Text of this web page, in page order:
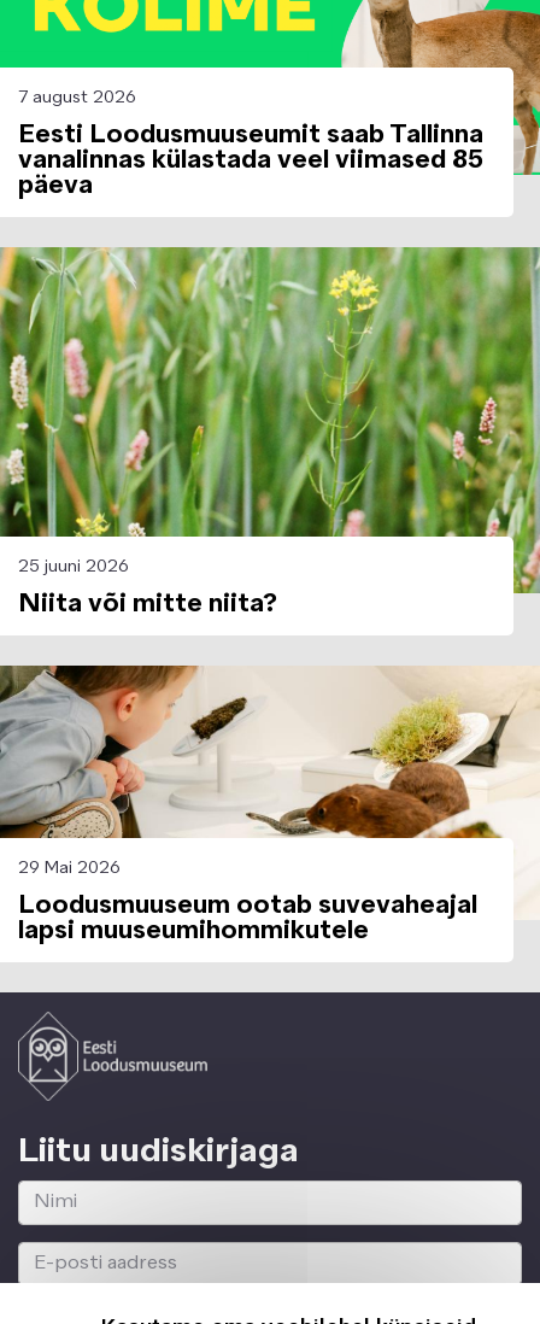
7 august 2026
Eesti Loodusmuuseumit saab Tallinna
vanalinnas külastada veel viimased 85
päeva
Image
25 juuni 2026
Niita või mitte niita?
Image
29 Mai 2026
Loodusmuuseum ootab suvevaheajal
lapsi muuseumihommikutele
Liitu uudiskirjaga